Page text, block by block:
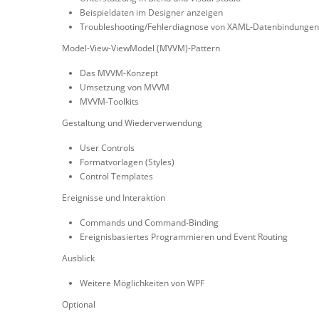
Beispieldaten im Designer anzeigen
Troubleshooting/Fehlerdiagnose von XAML-Datenbindungen
Model-View-ViewModel (MVVM)-Pattern
Das MVVM-Konzept
Umsetzung von MVVM
MVVM-Toolkits
Gestaltung und Wiederverwendung
User Controls
Formatvorlagen (Styles)
Control Templates
Ereignisse und Interaktion
Commands und Command-Binding
Ereignisbasiertes Programmieren und Event Routing
Ausblick
Weitere Möglichkeiten von WPF
Optional